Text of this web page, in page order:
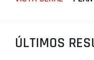
LIGA BETCLIC
LIGA BETCLIC
ÚLTIMOS